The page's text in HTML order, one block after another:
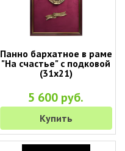
Панно бархатное в раме
"На счастье" с подковой
(31х21)
5 600 руб.
Купить